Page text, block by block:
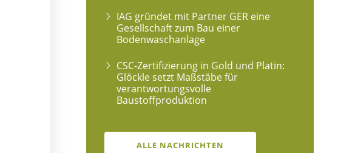
IAG gründet mit Partner GER eine
Gesellschaft zum Bau einer
Bodenwaschanlage
CSC-Zertifizierung in Gold und Platin:
Glöckle setzt Maßstäbe für
verantwortungsvolle
Baustoffproduktion
ALLE NACHRICHTEN